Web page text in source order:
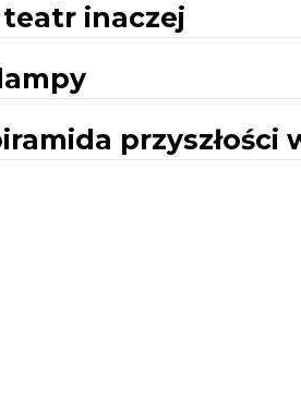
inaczej
przyszłości